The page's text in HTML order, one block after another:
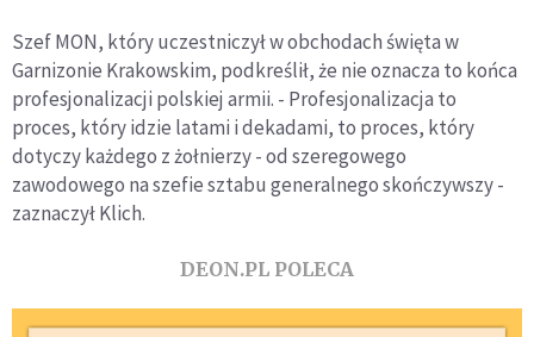
Szef MON, który uczestniczył w obchodach święta w
Garnizonie Krakowskim, podkreślił, że nie oznacza to końca
profesjonalizacji polskiej armii. - Profesjonalizacja to
proces, który idzie latami i dekadami, to proces, który
dotyczy każdego z żołnierzy - od szeregowego
zawodowego na szefie sztabu generalnego skończywszy -
zaznaczył Klich.
DEON.PL POLECA